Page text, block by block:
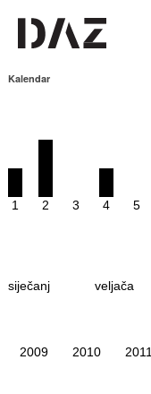
Kalendar
1 2 3 4 5
siječanj veljača
2009 2010 2011